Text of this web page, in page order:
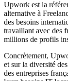
Upwork est la
alternative à
des besoins
travaillant avec des
millions de profils
Concrètement,
et sur la diversité
des entreprises